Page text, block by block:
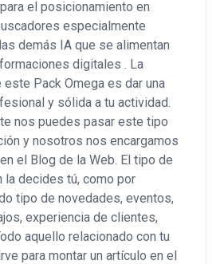
el posicionamiento en
especialmente
demás IA que se alimentan
digitales . La
este Pack Omega es dar una
y sólida a tu actividad.
nos puedes pasar este tipo
y nosotros nos encargamos
el Blog de la Web. El tipo de
la decides tú, como por
tipo de novedades, eventos,
experiencia de clientes,
aquello relacionado con tu
para montar un artículo en el